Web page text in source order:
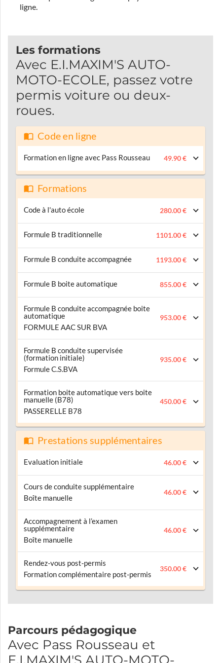
ligne.
Les formations
Avec E.I.MAXIM'S AUTO-
MOTO-ECOLE, passez votre
permis voiture ou deux-
roues.
Code en ligne
Formation en ligne avec Pass Rousseau 49.90 €
Formations
Code à l'auto école 280.00 €
Formule B traditionnelle 1101.00 €
Formule B conduite accompagnée 1193.00 €
Formule B boite automatique 855.00 €
Formule B conduite accompagnée boite
automatique
FORMULE AAC SUR BVA
953.00 €
Formule B conduite supervisée
(formation initiale)
Formule C.S.BVA
935.00 €
Formation boite automatique vers boite
manuelle (B78)
PASSERELLE B78
450.00 €
Prestations supplémentaires
Evaluation initiale 46.00 €
Cours de conduite supplémentaire
Boîte manuelle
46.00 €
Accompagnement à l’examen
supplémentaire
Boîte manuelle
46.00 €
Rendez-vous post-permis
Formation complémentaire post-permis
350.00 €
Parcours pédagogique
Avec Pass Rousseau et
E.I.MAXIM'S AUTO-MOTO-